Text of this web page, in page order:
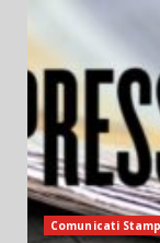
Comunicati